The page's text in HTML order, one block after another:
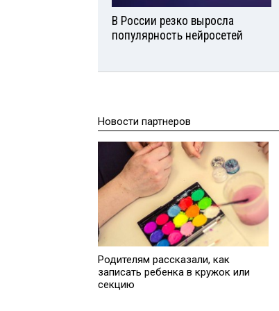
В России резко выросла
популярность нейросетей
Новости партнеров
Родителям рассказали, как
записать ребенка в кружок или
секцию